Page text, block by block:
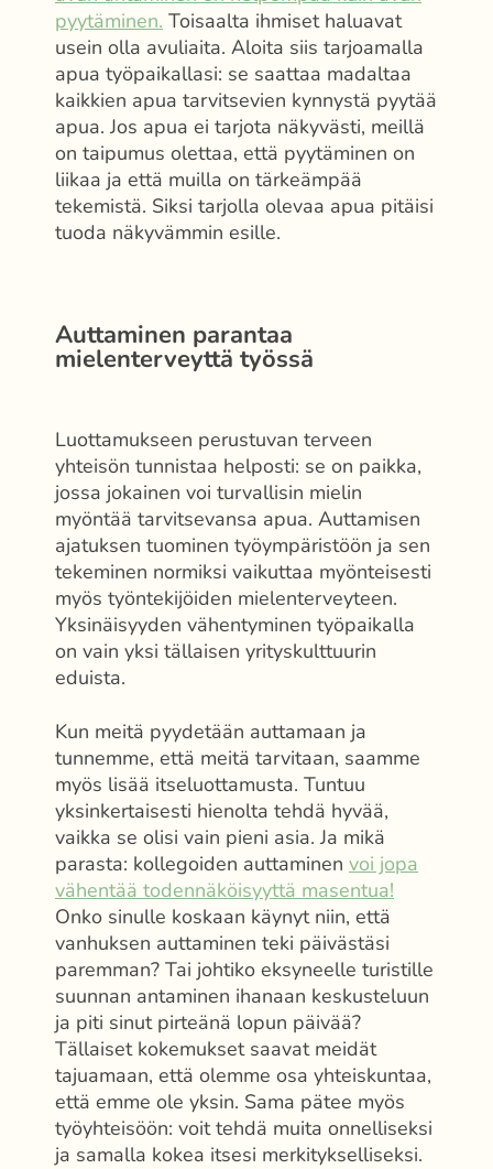
pyytäminen. Toisaalta ihmiset haluavat
usein olla avuliaita. Aloita siis tarjoamalla
apua työpaikallasi: se saattaa madaltaa
kaikkien apua tarvitsevien kynnystä pyytää
apua. Jos apua ei tarjota näkyvästi, meillä
on taipumus olettaa, että pyytäminen on
liikaa ja että muilla on tärkeämpää
tekemistä. Siksi tarjolla olevaa apua pitäisi
tuoda näkyvämmin esille.
Auttaminen parantaa
mielenterveyttä työssä
Luottamukseen perustuvan terveen
yhteisön tunnistaa helposti: se on paikka,
jossa jokainen voi turvallisin mielin
myöntää tarvitsevansa apua. Auttamisen
ajatuksen tuominen työympäristöön ja sen
tekeminen normiksi vaikuttaa myönteisesti
myös työntekijöiden mielenterveyteen.
Yksinäisyyden vähentyminen työpaikalla
on vain yksi tällaisen yrityskulttuurin
eduista.
Kun meitä pyydetään auttamaan ja
tunnemme, että meitä tarvitaan, saamme
myös lisää itseluottamusta. Tuntuu
yksinkertaisesti hienolta tehdä hyvää,
vaikka se olisi vain pieni asia. Ja mikä
parasta: kollegoiden auttaminen voi jopa
vähentää todennäköisyyttä masentua!
Onko sinulle koskaan käynyt niin, että
vanhuksen auttaminen teki päivästäsi
paremman? Tai johtiko eksyneelle turistille
suunnan antaminen ihanaan keskusteluun
ja piti sinut pirteänä lopun päivää?
Tällaiset kokemukset saavat meidät
tajuamaan, että olemme osa yhteiskuntaa,
että emme ole yksin. Sama pätee myös
työyhteisöön: voit tehdä muita onnelliseksi
ja samalla kokea itsesi merkitykselliseksi.